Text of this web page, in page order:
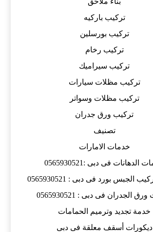
تركيب باركيه
تركيب بورسلين
تركيب رخام
تركيب سيراميك
تركيب مظلات سيارات
تركيب مظلات وسواتر
تركيب ورق جدران
تصنيف
خدمات الامارات
الدهانات فى دبى :0565930521
الجبس بورد فى دبى : 0565930521
الجدران فى دبى : 0565930521
خدمة تجديد وترميم الحمامات
ديكورات أسقف معلقة فى دبى